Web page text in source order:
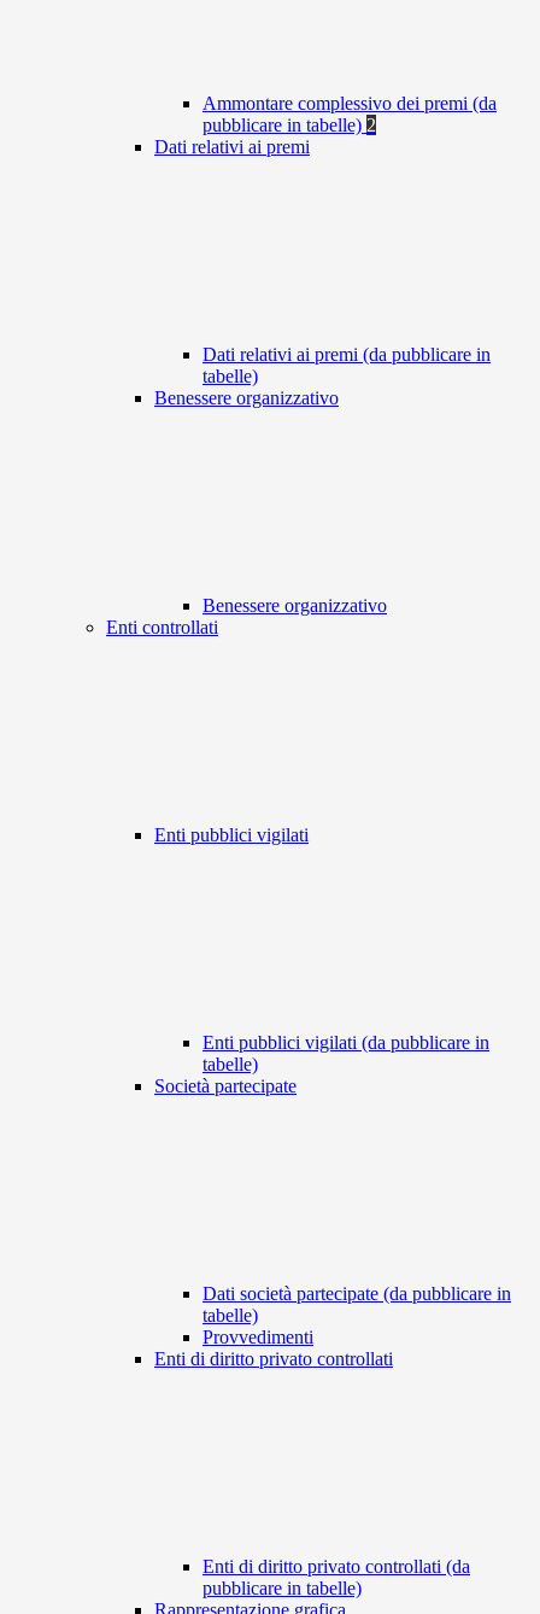
Ammontare complessivo dei premi (da
pubblicare in tabelle) 2
Dati relativi ai premi
Dati relativi ai premi (da pubblicare in
tabelle)
Benessere organizzativo
Benessere organizzativo
Enti controllati
Enti pubblici vigilati
Enti pubblici vigilati (da pubblicare in
tabelle)
Società partecipate
Dati società partecipate (da pubblicare in
tabelle)
Provvedimenti
Enti di diritto privato controllati
Enti di diritto privato controllati (da
pubblicare in tabelle)